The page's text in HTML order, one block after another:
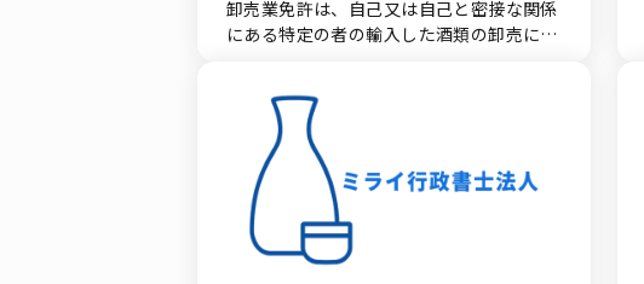
書 韓国向け輸出申請書（明細） 輸出相手
国・品名・数量・アルコール分等を記載 詰
場・詰口した都道府県等の所在地が確認で
きる書類 同一性確認書類 インボイス（商
業送り状）、B/L（船荷証券）、貨物コー
ド（HSコード）など、実際に輸出する貨物
と証明対象が同一であると確認できる書類
分析試料明細書・検査成績書 対象13都県
産酒類で放射性物質検査が必要な場合のみ
者の依頼に応じて、成年者が酒類販売店か
ら酒類を購入し、未成年者に与えることを
制システムを採用し、雑誌広告、屋外広告
の規制など ・英国広告規約のガイドライン
において、広告対象年齢・誇大広告の禁止
等 ・酒類の自動販売機は禁止 2003年免許
法により、一次診療信託基金（Primary
Case Trust）等を免許手続に関与させるこ
ととし、１８歳未満の者に常習的に酒類を
販売する施設に対して、罰金を２倍に引き
卸売業免許は、自己又は自己と密接な関係
にある特定の者の輸入した酒類の卸売に限
目に応じ、該当する酒類卸売業免許の区分
の取扱いにより処理する。 輸出酒類卸売業
免許に関して お酒の製造元または卸業者か
ら直接輸出することになります。 製造元ま
たは卸業者から仕入、輸出先で販売するこ
とが確実であると認められれば、輸出酒類
卸売業免許取得が可能です。 実際の輸出先